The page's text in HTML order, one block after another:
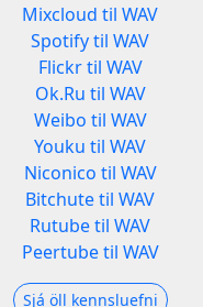
Mixcloud til WAV
Spotify til WAV
Flickr til WAV
Ok.Ru til WAV
Weibo til WAV
Youku til WAV
Niconico til WAV
Bitchute til WAV
Rutube til WAV
Peertube til WAV
Sjá öll kennsluefni